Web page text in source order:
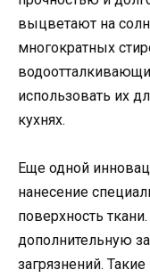
выцветают на
многократных
использовать их
кухнях.
Еще одной
нанесение
поверхность
дополнительную
загрязнений.